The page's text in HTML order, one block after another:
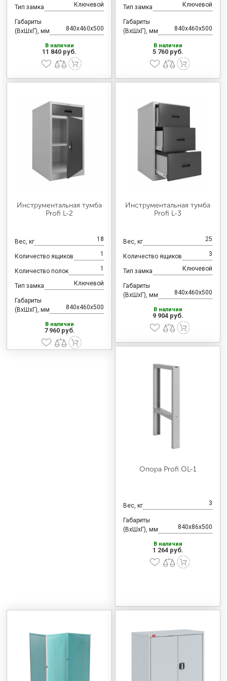
Тип замка Ключевой
Габариты
(ВхШхГ), мм
840x460x500
В наличии
11 840 руб.
Тип замка Ключевой
Габариты
(ВхШхГ), мм
840x460x500
В наличии
5 760 руб.
Инструментальная тумба
Profi L-2
Вес, кг 18
Количество ящиков 1
Количество полок 1
Тип замка Ключевой
Габариты
(ВхШхГ), мм
840x460x500
В наличии
7 960 руб.
Инструментальная тумба
Profi L-3
Вес, кг 25
Количество ящиков 3
Тип замка Ключевой
Габариты
(ВхШхГ), мм
840x460x500
В наличии
9 904 руб.
Опора Profi OL-1
Вес, кг 3
Габариты
(ВхШхГ), мм
840x86x500
В наличии
1 264 руб.